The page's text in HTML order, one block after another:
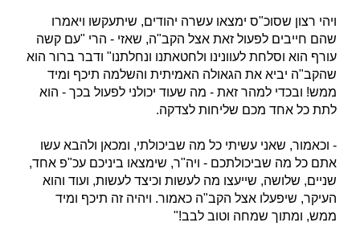
ויהי רצון שסוכ"ס ימצאו עשרה יהודים, שיתעקשו ויאמרו
שהם חייבים לפעול זאת אצל הקב"ה, שאזי - הרי "עם קשה
עורף הוא וסלחת לעוונינו ולחטאתנו ונחלתנו" ודבר ברור הוא
שהקב"ה יביא את הגאולה האמיתית והשלמה תיכף ומיד
ממש! ובכדי למהר זאת - מה שעוד יכולני לפעול בכך - הוא
לתת כל אחד מכם שליחות לצדקה.
- וכאמור, שאני עשיתי כל מה שביכולתי, ומכאן ולהבא עשו
אתם כל מה שביכולתכם - ויה"ר, שימצאו ביניכם עכ"פ אחד,
שניים, שלושה, שייעצו מה לעשות וכיצד לעשות, ועוד והוא
העיקר, שיפעלו אצל הקב"ה כאמור. ויהיה זה תיכף ומיד
ממש, ומתוך שמחה וטוב לבב!"